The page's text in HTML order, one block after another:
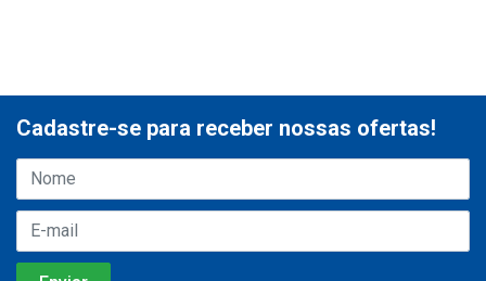
Cadastre-se para receber nossas ofertas!